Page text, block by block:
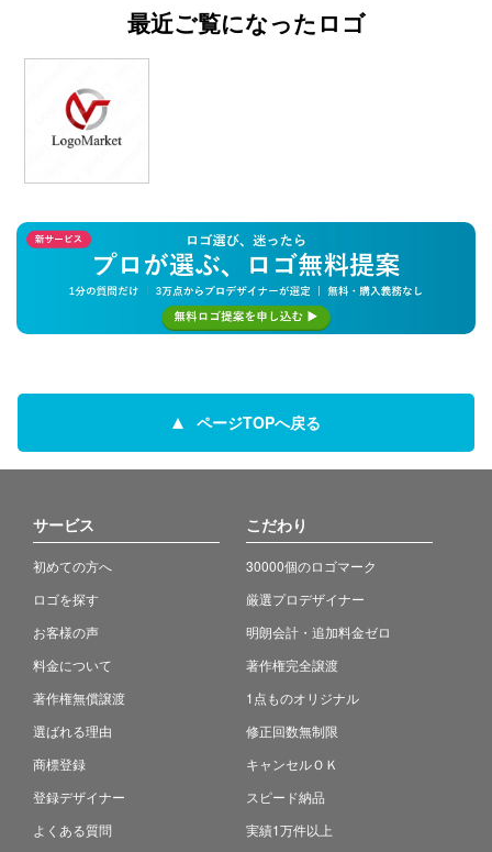
最近ご覧になったロゴ
ページTOPへ戻る
サービス
初めての方へ
ロゴを探す
お客様の声
料金について
著作権無償譲渡
選ばれる理由
商標登録
登録デザイナー
よくある質問
こだわり
30000個のロゴマーク
厳選プロデザイナー
明朗会計・追加料金ゼロ
著作権完全譲渡
1点ものオリジナル
修正回数無制限
キャンセルＯＫ
スピード納品
実績1万件以上